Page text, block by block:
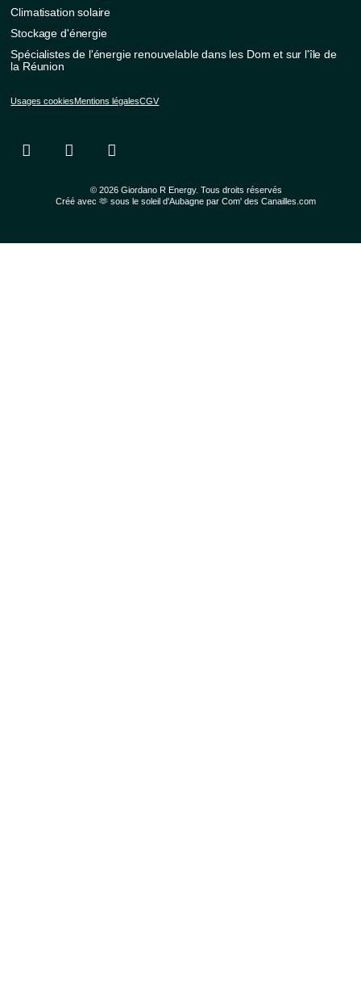
Climatisation solaire
Stockage d'énergie
Spécialistes de l'énergie renouvelable dans les Dom et sur l'île de
la Réunion
Usages cookiesMentions légalesCGV
© 2026 Giordano R Energy. Tous droits réservés
Créé avec 🫶 sous le soleil d'Aubagne par Com' des Canailles.com